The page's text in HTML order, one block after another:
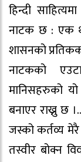
हिन्दी
नाटक छ : एक
शासनको
नाटकको
मानिसहरुको
बनाएर राख्नु छ
जस्को कर्तव्य
तस्वीर बोक्न